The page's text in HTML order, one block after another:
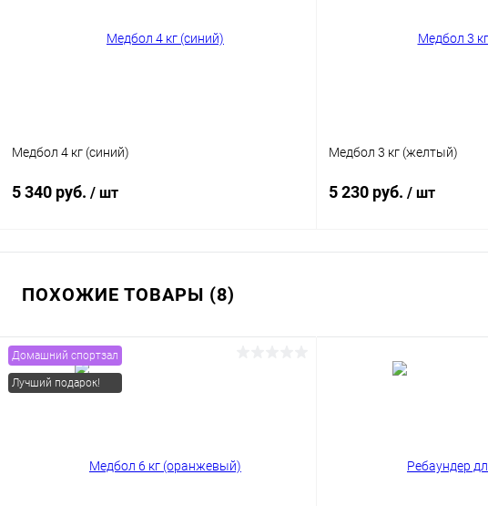
Медбол 4 кг (синий)
5 340 руб. / шт
В избранное
Медбол 3 кг (желтый)
5 230 руб. / шт
ПОХОЖИЕ ТОВАРЫ (8)
Домашний спортзал
Лучший подарок!